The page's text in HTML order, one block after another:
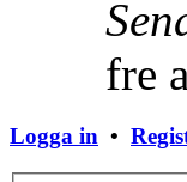
fre
Logga in •